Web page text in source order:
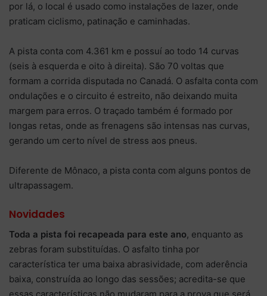
por lá, o local é usado como instalações de lazer, onde
praticam ciclismo, patinação e caminhadas.
A pista conta com 4.361 km e possuí ao todo 14 curvas
(seis à esquerda e oito à direita). São 70 voltas que
formam a corrida disputada no Canadá. O asfalta conta com
ondulações e o circuito é estreito, não deixando muita
margem para erros. O traçado também é formado por
longas retas, onde as frenagens são intensas nas curvas,
gerando um certo nível de stress aos pneus.
Diferente de Mônaco, a pista conta com alguns pontos de
ultrapassagem.
Novidades
Toda a pista foi recapeada para este ano, enquanto as
zebras foram substituídas. O asfalto tinha por
característica ter uma baixa abrasividade, com aderência
baixa, construída ao longo das sessões; acredita-se que
essas características não mudaram para a prova que será